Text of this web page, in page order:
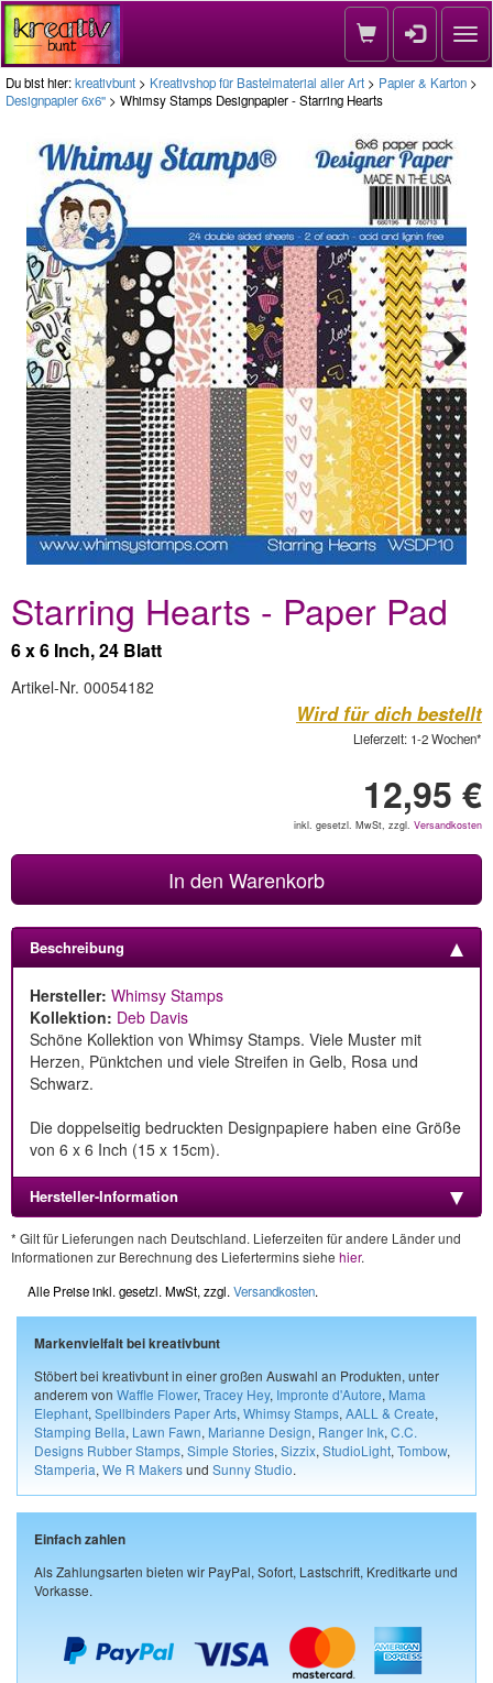
Du bist hier:kreativbunt > Kreativshop für Bastelmaterial aller Art > Papier & Karton >
Designpapier 6x6'' > Whimsy Stamps Designpapier - Starring Hearts
Next
Starring Hearts - Paper Pad
6 x 6 Inch, 24 Blatt
Artikel-Nr. 00054182
Wird für dich bestellt
Lieferzeit: 1-2 Wochen*
12,95 €
inkl. gesetzl. MwSt, zzgl. Versandkosten
In den Warenkorb
Beschreibung
Hersteller: Whimsy Stamps
Kollektion: Deb Davis
Schöne Kollektion von Whimsy Stamps. Viele Muster mit
Herzen, Pünktchen und viele Streifen in Gelb, Rosa und
Schwarz.
Die doppelseitig bedruckten Designpapiere haben eine Größe
von 6 x 6 Inch (15 x 15cm).
Hersteller-Information
* Gilt für Lieferungen nach Deutschland. Lieferzeiten für andere Länder und
Informationen zur Berechnung des Liefertermins siehe hier.
Alle Preise inkl. gesetzl. MwSt, zzgl. Versandkosten.
Markenvielfalt bei kreativbunt
Stöbert bei kreativbunt in einer großen Auswahl an Produkten, unter
anderem von Waffle Flower, Tracey Hey, Impronte d'Autore, Mama
Elephant, Spellbinders Paper Arts, Whimsy Stamps, AALL & Create,
Stamping Bella, Lawn Fawn, Marianne Design, Ranger Ink, C.C.
Designs Rubber Stamps, Simple Stories, Sizzix, StudioLight, Tombow,
Stamperia, We R Makersund Sunny Studio.
Einfach zahlen
Als Zahlungsarten bieten wir PayPal, Sofort, Lastschrift, Kreditkarte und
Vorkasse.